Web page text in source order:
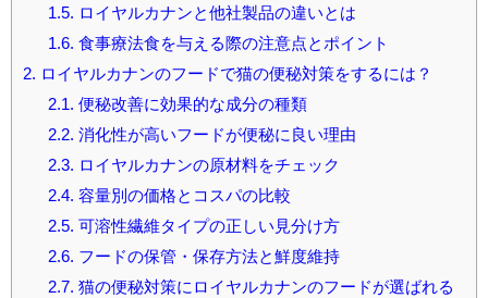
1.5.
ロイヤルカナンと他社製品の違いとは
1.6. 食事療法食を与える際の注意点とポイント
2.
ロイヤルカナンのフードで猫の便秘対策をするには？
2.1.
便秘改善に効果的な成分の種類
2.2. 消化性が高いフードが便秘に良い理由
2.3.
ロイヤルカナンの原材料をチェック
2.4. 容量別の価格とコスパの比較
2.5. 可溶性繊維タイプの正しい見分け方
2.6. フードの保管・保存方法と鮮度維持
2.7. 猫の便秘対策にロイヤルカナンのフードが選ばれる